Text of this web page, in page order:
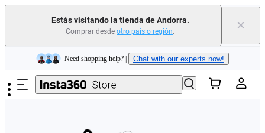
Estás visitando la tienda de Andorra.
Comprar desde otro país o región. ×
Saltar al contenido principal
Insta360 Luna Ultra |Ya disponible| Envío gratuito
Need shopping help? | Chat with our experts now!
Insta360 Luna Ultra | | Envío gratuito